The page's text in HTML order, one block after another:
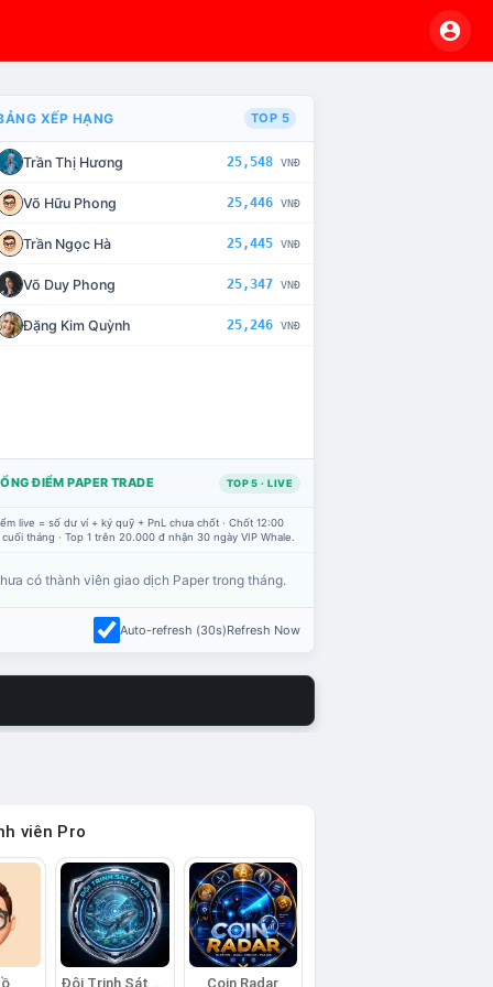
CHẾ TÀI XỬ LÝ VI PHẠM
XẾP HẠNG TOP 5
Trần Thị Hương 25,548 VNĐ
Võ Hữu Phong 25,446 VNĐ
Trần Ngọc Hà 25,445 VNĐ
Võ Duy Phong 25,347 VNĐ
Đặng Kim Quỳnh 25,246 VNĐ
ĐIỂM PAPER TRADE TOP 5 · LIVE
live = số dư ví + ký quỹ + PnL chưa chốt · Chốt 12:00
tháng · Top 1 trên 20.000 đ nhận 30 ngày VIP Whale.
có thành viên giao dịch Paper trong tháng.
Auto-refresh (30s)Refresh Now
viên Pro
Coin Radar